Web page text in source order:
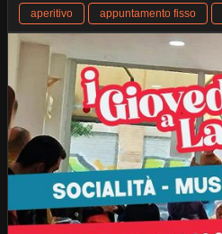
aperitivo appuntamento fisso